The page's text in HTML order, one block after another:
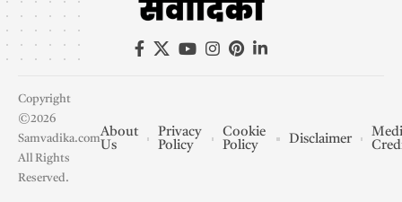
Copyright
©2026
Samvadika.com
All Rights
Reserved.
About
Us
Privacy
Policy
Cookie
Policy
Disclaimer